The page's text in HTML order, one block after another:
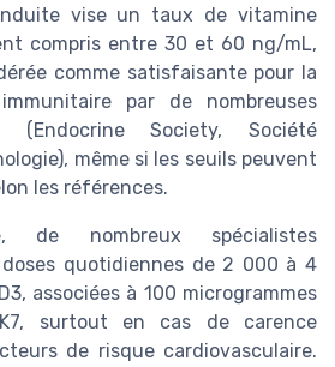
vise un taux de vitamine
compris entre 30 et 60 ng/mL,
comme satisfaisante pour la
par de nombreuses
(Endocrine Society, Société
même si les seuils peuvent
les références.
de nombreux spécialistes
quotidiennes de 2 000 à 4
associées à 100 microgrammes
surtout en cas de carence
de risque cardiovasculaire.